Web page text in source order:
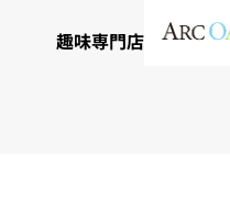
趣味専門店